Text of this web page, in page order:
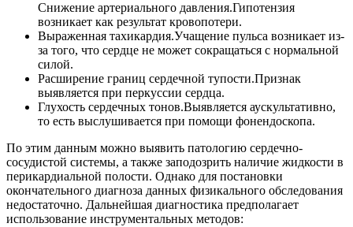
Снижение артериального давления.Гипотензия
возникает как результат кровопотери.
Выраженная тахикардия.Учащение пульса возникает из-
за того, что сердце не может сокращаться с нормальной
силой.
Расширение границ сердечной тупости.Признак
выявляется при перкуссии сердца.
Глухость сердечных тонов.Выявляется аускультативно,
то есть выслушивается при помощи фонендоскопа.
По этим данным можно выявить патологию сердечно-
сосудистой системы, а также заподозрить наличие жидкости в
перикардиальной полости. Однако для постановки
окончательного диагноза данных физикального обследования
недостаточно. Дальнейшая диагностика предполагает
использование инструментальных методов: